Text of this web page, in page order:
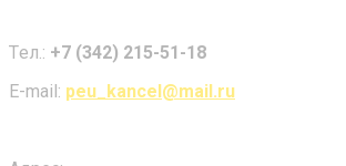
Tел.: +7 (342) 215-51-18
E-mail: peu_kancel@mail.ru